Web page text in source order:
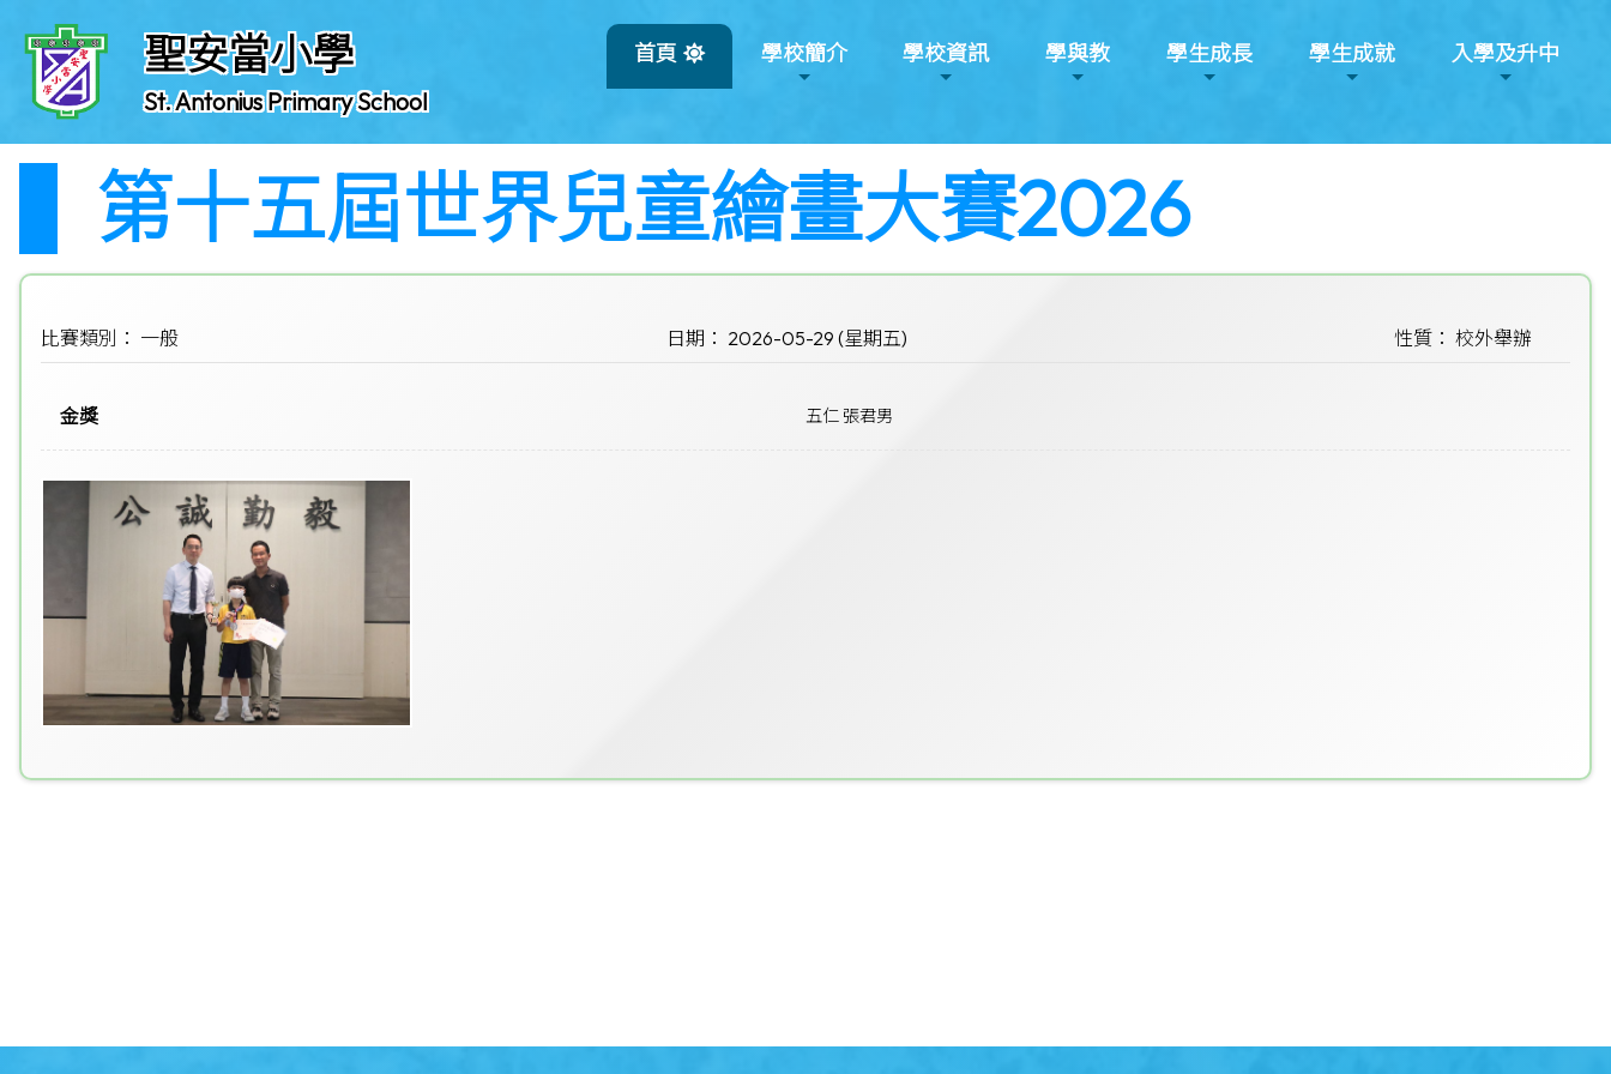
聖安當小學
St. Antonius Primary School
首頁 學校簡介 學校資訊 學與教 學生成長 學生成就 入學及升中
第十五屆世界兒童繪畫大賽2026
比賽類別： 一般 日期： 2026-05-29 (星期五) 性質： 校外舉辦
金獎 五仁 張君男